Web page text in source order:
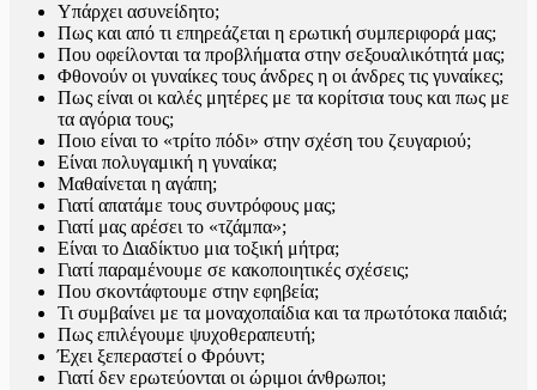
Υπάρχει ασυνείδητο;
Πως και από τι επηρεάζεται η ερωτική συμπεριφορά μας;
Που οφείλονται τα προβλήματα στην σεξουαλικότητά μας;
Φθονούν οι γυναίκες τους άνδρες η οι άνδρες τις γυναίκες;
Πως είναι οι καλές μητέρες με τα κορίτσια τους και πως με
τα αγόρια τους;
Ποιο είναι το «τρίτο πόδι» στην σχέση του ζευγαριού;
Είναι πολυγαμική η γυναίκα;
Μαθαίνεται η αγάπη;
Γιατί απατάμε τους συντρόφους μας;
Γιατί μας αρέσει το «τζάμπα»;
Είναι το Διαδίκτυο μια τοξική μήτρα;
Γιατί παραμένουμε σε κακοποιητικές σχέσεις;
Που σκοντάφτουμε στην εφηβεία;
Τι συμβαίνει με τα μοναχοπαίδια και τα πρωτότοκα παιδιά;
Πως επιλέγουμε ψυχοθεραπευτή;
Έχει ξεπεραστεί ο Φρόυντ;
Γιατί δεν ερωτεύονται οι ώριμοι άνθρωποι;